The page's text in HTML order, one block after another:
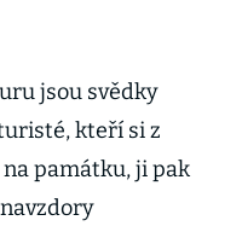
jsou svědky
kteří si z
památku, ji pak